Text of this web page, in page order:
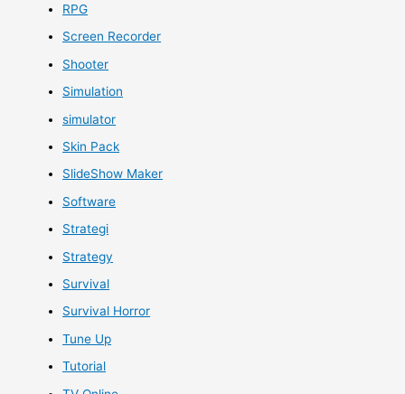
RPG
Screen Recorder
Shooter
Simulation
simulator
Skin Pack
SlideShow Maker
Software
Strategi
Strategy
Survival
Survival Horror
Tune Up
Tutorial